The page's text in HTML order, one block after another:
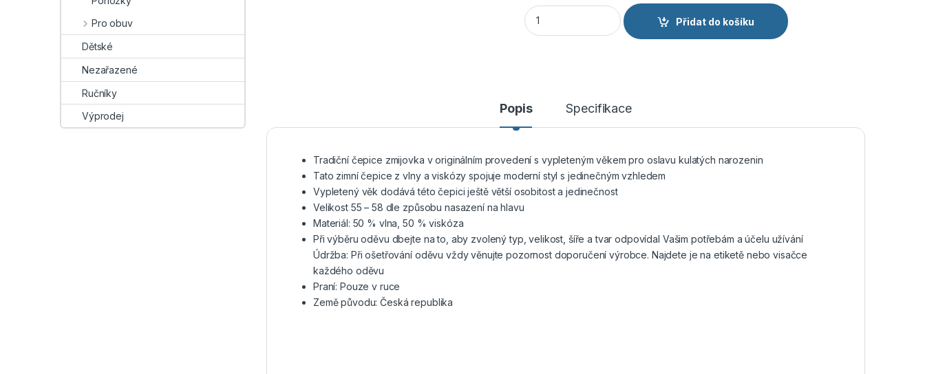
Tonak ZMIJOVKA narozeninová čepice 70 let tmavě modrá množství
Přidat do košíku
Popis Specifikace
Tradiční čepice zmijovka v originálním provedení s vypleteným věkem pro oslavu kulatých narozenin
Tato zimní čepice z vlny a viskózy spojuje moderní styl s jedinečným vzhledem
Vypletený věk dodává této čepici ještě větší osobitost a jedinečnost
Velikost 55 – 58 dle způsobu nasazení na hlavu
Materiál: 50 % vlna, 50 % viskóza
Při výběru oděvu dbejte na to, aby zvolený typ, velikost, šíře a tvar odpovídal Vašim potřebám a účelu užívání
Údržba: Při ošetřování oděvu vždy věnujte pozornost doporučení výrobce. Najdete je na etiketě nebo visačce
každého oděvu
Praní: Pouze v ruce
Země původu: Česká republika
Pro obuv
Dětské
Nezařazené
Ručníky
Výprodej